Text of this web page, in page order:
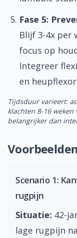
Fase 5:
Blijf 3-4x per
focus op
Integreer
en
Tijdsduur varieert:
klachten 8-16
belangrijker dan
Scenario 1:
rugpijn
Situatie: 42-
lage rugpijn